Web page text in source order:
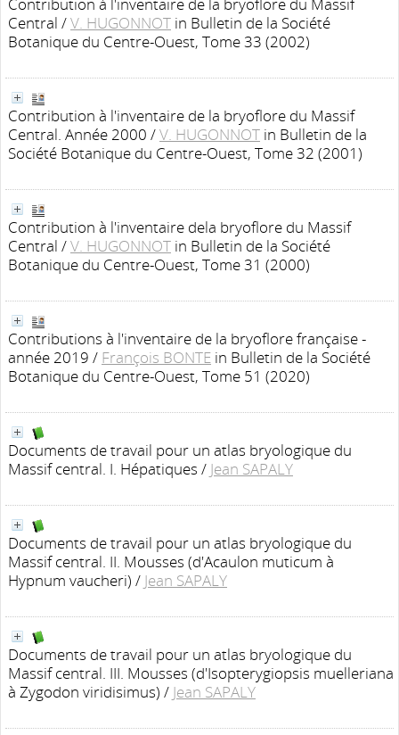
Central /V. HUGONNOT in Bulletin de la Société
Botanique du Centre-Ouest, Tome 33 (2002)
Contribution à l'inventaire de la bryoflore du Massif
Central. Année 2000 /V. HUGONNOT in Bulletin de la
Société Botanique du Centre-Ouest, Tome 32 (2001)
Contribution à l'inventaire dela bryoflore du Massif
Central /V. HUGONNOT in Bulletin de la Société
Botanique du Centre-Ouest, Tome 31 (2000)
Contributions à l'inventaire de la bryoflore française -
année 2019 / François BONTE in Bulletin de la Société
Botanique du Centre-Ouest, Tome 51 (2020)
Documents de travail pour un atlas bryologique du
Massif central. I. Hépatiques / Jean SAPALY
Documents de travail pour un atlas bryologique du
Massif central. II. Mousses (d'Acaulon muticum à
Hypnum vaucheri) / Jean SAPALY
Documents de travail pour un atlas bryologique du
Massif central. III. Mousses (d'Isopterygiopsis muelleriana
à Zygodon viridisimus) / Jean SAPALY